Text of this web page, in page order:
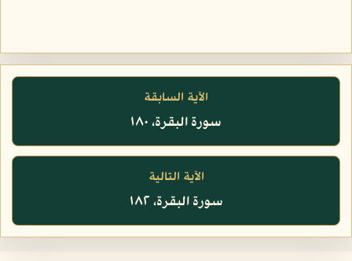
الآية السابقة
سورة البقرة، ١٨٠
الآية التالية
سورة البقرة، ١٨٢